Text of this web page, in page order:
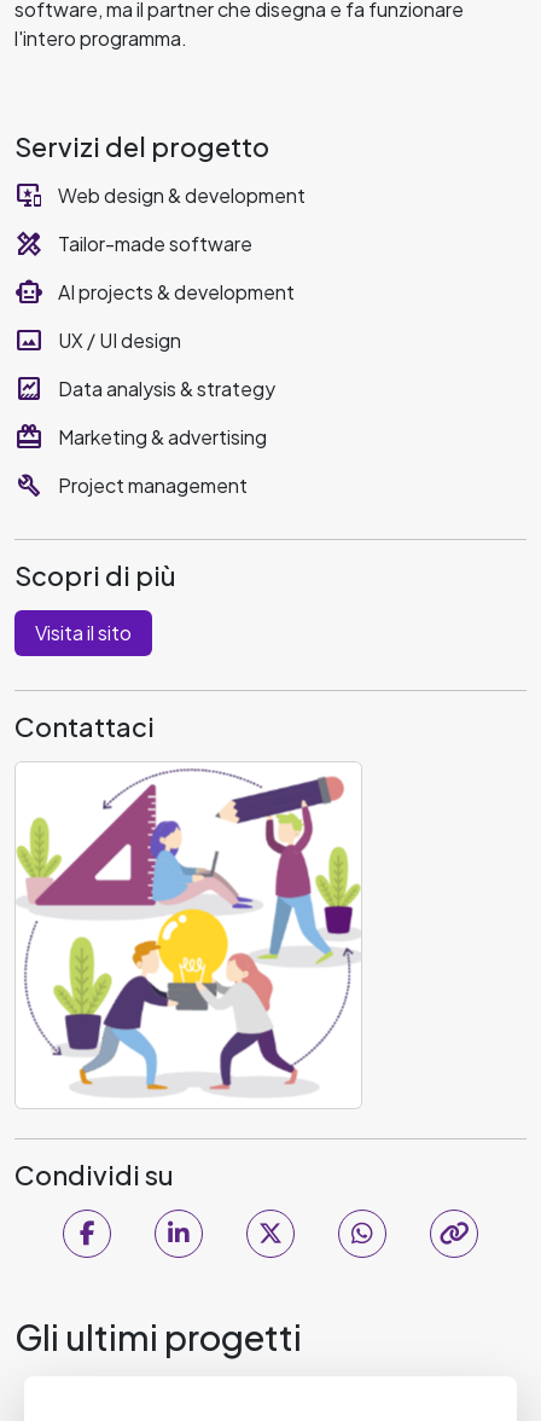
software, ma il partner che disegna e fa funzionare
l'intero programma.
Servizi del progetto
important_devices
Web design & development
design_services Tailor-made software
smart_toy AI projects & development
panorama UX / UI design
data_thresholding Data analysis & strategy
redeem Marketing & advertising
build Project management
Scopri di più
Visita il sito
Contattaci
Condividi su
Gli ultimi progetti